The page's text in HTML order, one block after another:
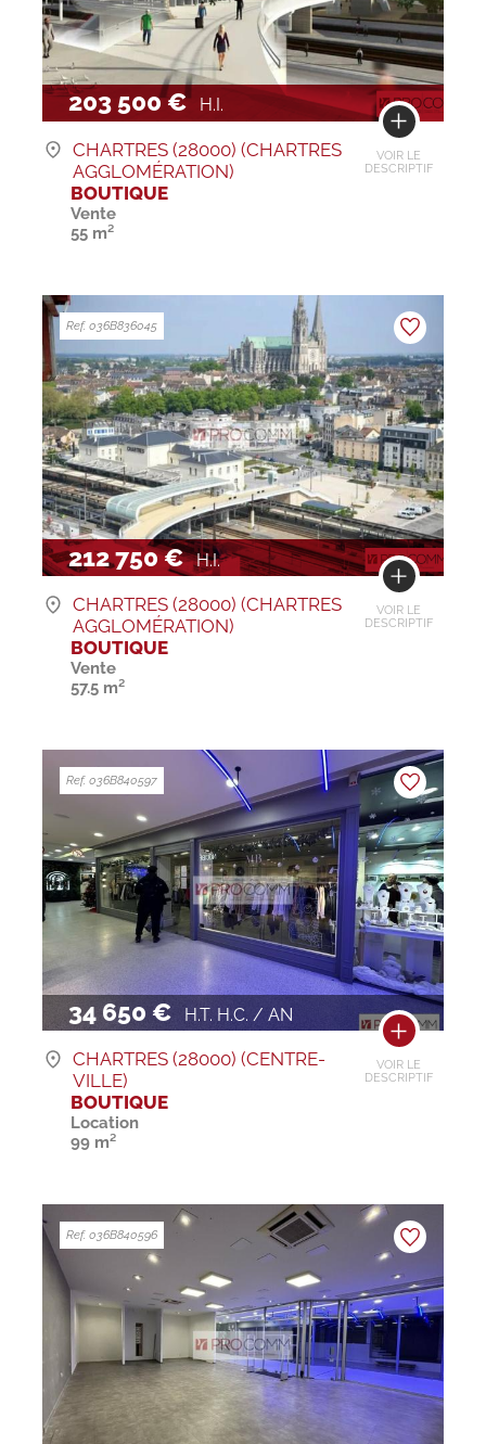
203 500 € H.I.
VOIR LE
DESCRIPTIF
CHARTRES (28000) (CHARTRES
AGGLOMÉRATION)
BOUTIQUE
Vente
55 m²
212 750 € H.I.
VOIR LE
DESCRIPTIF
Ref. 036B836045
CHARTRES (28000) (CHARTRES
AGGLOMÉRATION)
BOUTIQUE
Vente
57.5 m²
34 650 € H.T. H.C. / AN
VOIR LE
DESCRIPTIF
Ref. 036B840597
CHARTRES (28000) (CENTRE-
VILLE)
BOUTIQUE
Location
99 m²
Ref. 036B840596